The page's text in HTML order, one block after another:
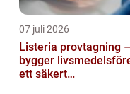
07 juli 2026
Listeria provtagning
bygger
ett säkert